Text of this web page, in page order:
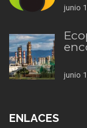
junio
junio
ENLACES